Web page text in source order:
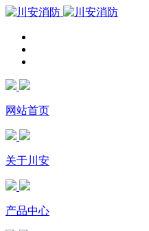
网站首页
关于川安
产品中心